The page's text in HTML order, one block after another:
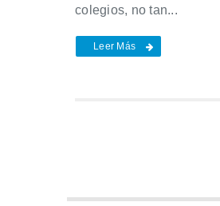
colegios, no tan...
Leer Más